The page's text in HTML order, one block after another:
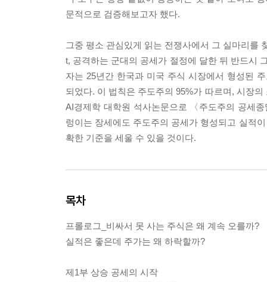
문적으로 검증해보고자 했다.
그중 평소 관심있게 읽는 전쟁사에서 그 실마리를
t, 공격하는 군대의 공세가 절정에 달한 뒤 반드시
자는 25년간 한국과 미국 주식 시장에서 형성된
되었다. 이 법칙은 주도주의 95%가 따르며, 시장
AI경제학 대학원 석사논문으로 〈주도주의 공세
렁이는 장세에도 주도주의 공세가 형성되고 실적
확한 기준을 세울 수 있을 것이다.
목차
프롤로그_비싸서 못 사는 주식은 왜 계속 오를까?
실적은 좋은데 주가는 왜 하락할까?
제1부 상승 공세의 시작